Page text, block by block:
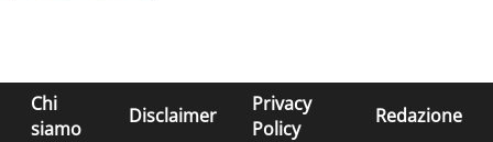
Chi
siamo
Disclaimer
Privacy
Policy
Redazione